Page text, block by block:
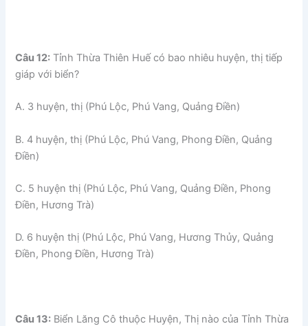
Câu 12: Tỉnh Thừa Thiên Huế có bao nhiêu huyện, thị tiếp
giáp với biển?
A. 3 huyện, thị (Phú Lộc, Phú Vang, Quảng Điền)
B. 4 huyện, thị (Phú Lộc, Phú Vang, Phong Điền, Quảng
Điền)
C. 5 huyện thị (Phú Lộc, Phú Vang, Quảng Điền, Phong
Điền, Hương Trà)
D. 6 huyện thị (Phú Lộc, Phú Vang, Hương Thủy, Quảng
Điền, Phong Điền, Hương Trà)
Câu 13: Biển Lăng Cô thuộc Huyện, Thị nào của Tỉnh Thừa